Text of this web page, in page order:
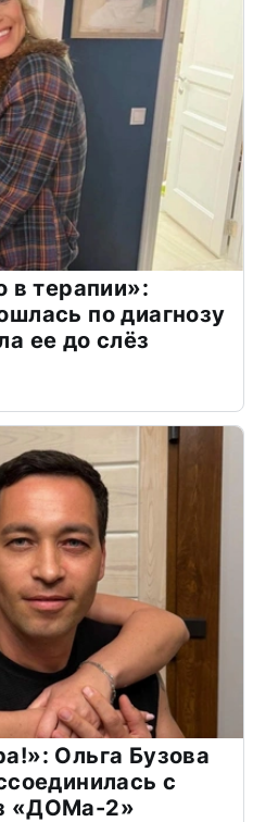
в терапии»:
по диагнозу
ее до слёз
Ольга Бузова
с
«ДОМа-2»